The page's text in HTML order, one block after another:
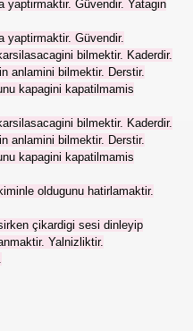
yaptirmaktir. Güvendir. Yatagin
yaptirmaktir. Güvendir.
bilmektir. Kaderdir.
anlamini bilmektir. Derstir.
kapagini kapatilmamis
bilmektir. Kaderdir.
anlamini bilmektir. Derstir.
kapagini kapatilmamis
oldugunu hatirlamaktir.
çikardigi sesi dinleyip
Yalnizliktir.